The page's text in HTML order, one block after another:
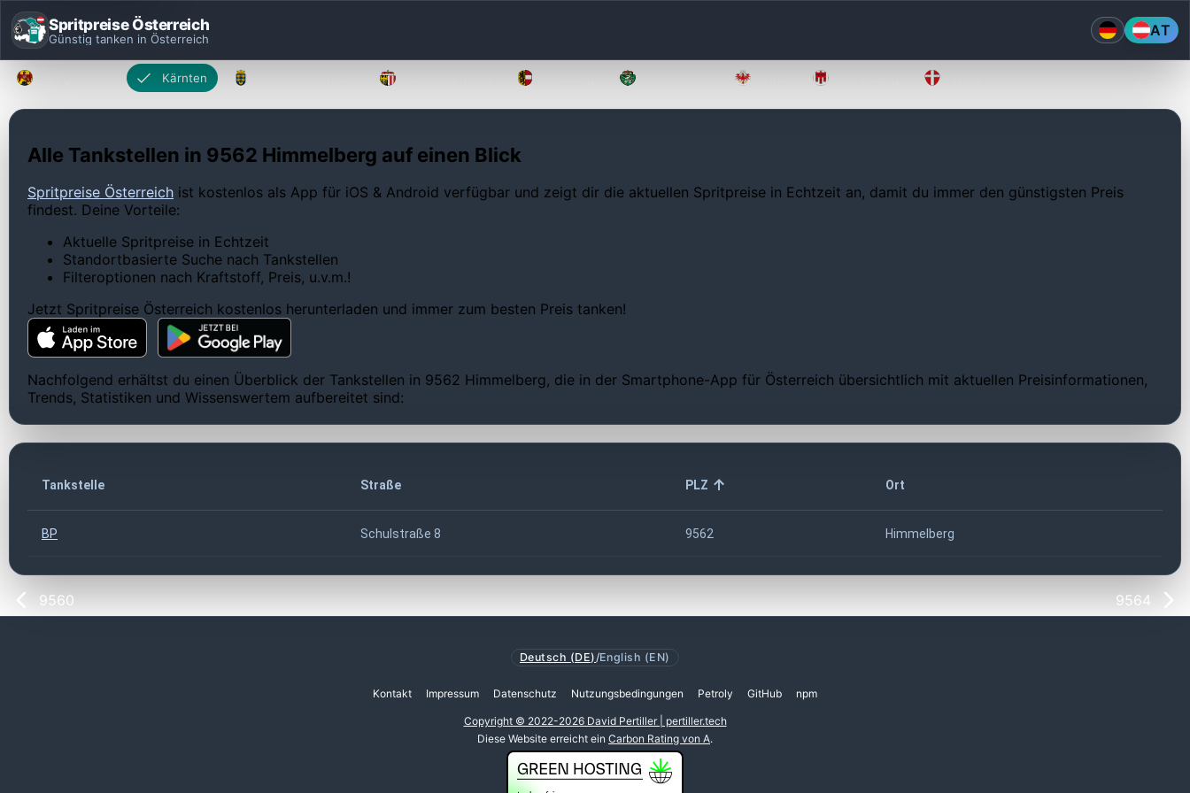
Spritpreise Österreich
Günstig tanken in Österreich AT
Kärnten
Alle Tankstellen in 9562 Himmelberg auf einen Blick
Spritpreise Österreich ist kostenlos als App für iOS & Android verfügbar und zeigt dir die aktuellen Spritpreise in Echtzeit an, damit du immer den günstigsten Preis
findest. Deine Vorteile:
Aktuelle Spritpreise in Echtzeit
Standortbasierte Suche nach Tankstellen
Filteroptionen nach Kraftstoff, Preis, u.v.m.!
Jetzt Spritpreise Österreich kostenlos herunterladen und immer zum besten Preis tanken!
Nachfolgend erhältst du einen Überblick der Tankstellen in 9562 Himmelberg, die in der Smartphone-App für Österreich übersichtlich mit aktuellen Preisinformationen,
Trends, Statistiken und Wissenswertem aufbereitet sind:
Tankstelle Straße PLZ Ort
BP Schulstraße 8 9562 Himmelberg
9560 9564
Deutsch (DE) /English (EN)
Kontakt Impressum Datenschutz Nutzungsbedingungen Petroly GitHub npm
Copyright © 2022-2026 David Pertiller | pertiller.tech
Diese Website erreicht ein Carbon Rating von A.